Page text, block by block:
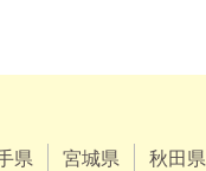
県 宮城県 秋田県